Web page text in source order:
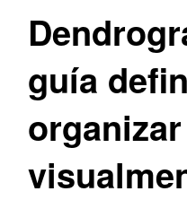
guía